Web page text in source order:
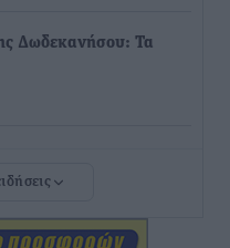
Δωδεκανήσου: Τα
και Λαύριο